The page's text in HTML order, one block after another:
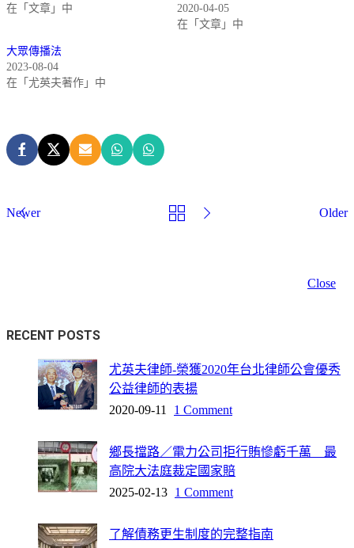
在「文章」中
2020-04-05
在「文章」中
大眾傳播法
2023-08-04
在「尤英夫著作」中
Newer Older
Close
RECENT POSTS
尤英夫律師-榮獲2020年台北律師公會優秀
公益律師的表揚
2020-09-11
1 Comment
鄉長擋路／電力公司拒行賄慘虧千萬 最
高院大法庭裁定國家賠
2025-02-13 1 Comment
了解債務更生制度的完整指南